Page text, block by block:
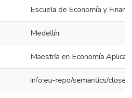
Escuela de Economía y
Medellín
Maestría en Economía
info:eu-repo/semantics/